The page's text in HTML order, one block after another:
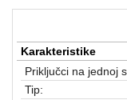
Kućni
aparati
Karakteristike
Priključci na jednoj
Tip: